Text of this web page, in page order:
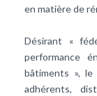
en matière de
Désirant «
performance
bâtiments »,
adhérents,